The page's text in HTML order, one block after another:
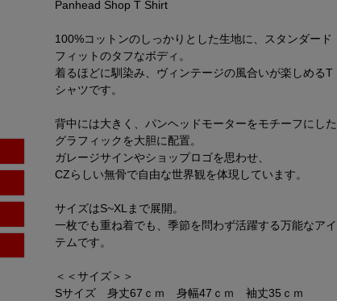
Panhead Shop T Shirt
100%コットンのしっかりとした生地に、スタンダード
フィットのタフなボディ。
着るほどに馴染み、ヴィンテージの風合いが楽しめるT
シャツです。
背中には大きく、パンヘッドモーターをモチーフにした
グラフィックを大胆に配置。
ガレージサインやショップロゴを思わせ、
CZらしい無骨で自由な世界観を体現しています。
サイズはS~XLまで展開。
一枚でも重ね着でも、季節を問わず活躍する万能なアイ
テムです。
＜＜サイズ＞＞
Sサイズ 身丈67ｃｍ 身幅47ｃｍ 袖丈35ｃｍ